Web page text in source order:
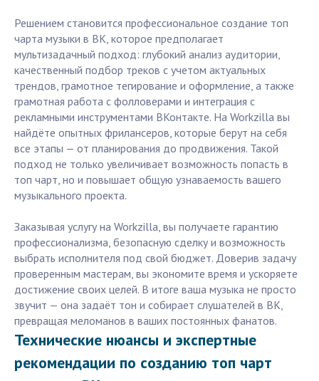
Решением становится профессиональное создание топ
чарта музыки в ВК, которое предполагает
мультизадачный подход: глубокий анализ аудитории,
качественный подбор треков с учетом актуальных
трендов, грамотное тегирование и оформление, а также
грамотная работа с фолловерами и интеграция с
рекламными инструментами ВКонтакте. На Workzilla вы
найдёте опытных фрилансеров, которые берут на себя
все этапы — от планирования до продвижения. Такой
подход не только увеличивает возможность попасть в
топ чарт, но и повышает общую узнаваемость вашего
музыкального проекта.
Заказывая услугу на Workzilla, вы получаете гарантию
профессионализма, безопасную сделку и возможность
выбрать исполнителя под свой бюджет. Доверив задачу
проверенным мастерам, вы экономите время и ускоряете
достижение своих целей. В итоге ваша музыка не просто
звучит — она задаёт тон и собирает слушателей в ВК,
превращая меломанов в ваших постоянных фанатов.
Технические нюансы и экспертные
рекомендации по созданию топ чарт